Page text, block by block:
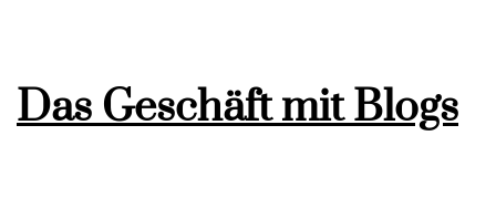
Das Geschäft mit Blogs